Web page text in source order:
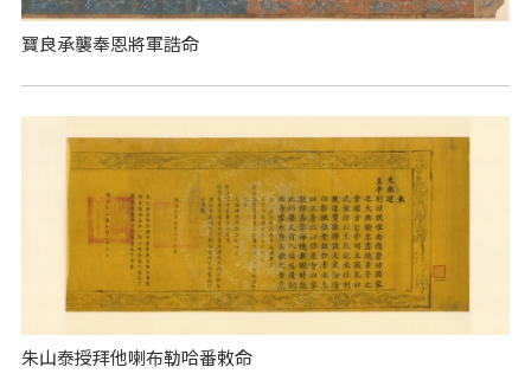
寶良承襲奉恩將軍誥命
朱山泰授拜他喇布勒哈番敕命